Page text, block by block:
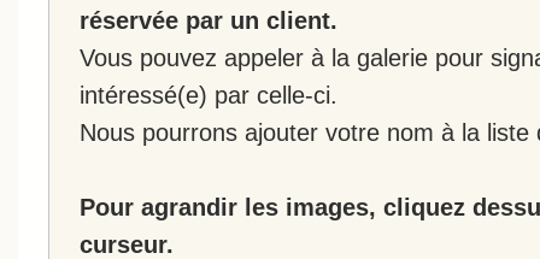
réservée par un client.
Vous pouvez appeler à la galerie pour
intéressé(e) par celle-ci.
Nous pourrons ajouter votre nom à la liste
Pour agrandir les images, cliquez
curseur.